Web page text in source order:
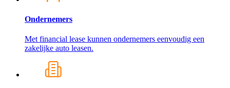
Ondernemers
Met financial lease kunnen ondernemers eenvoudig een
zakelijke auto leasen.